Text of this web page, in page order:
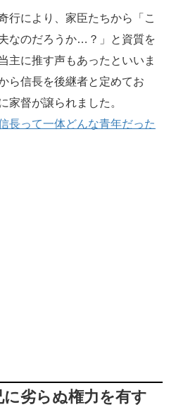
行により、家臣たちから「こ
なのだろうか…？」と資質を
主に推す声もあったといいま
ら信長を後継者と定めてお
家督が譲られました。
長って一体どんな青年だった
劣らぬ権力を有す